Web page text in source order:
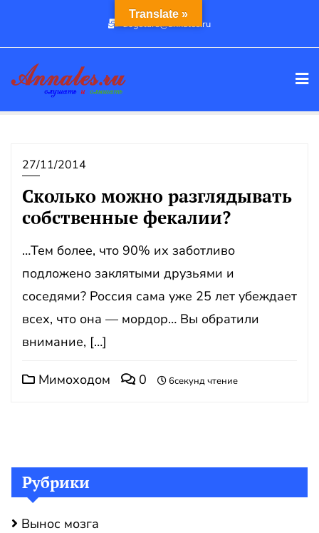
dogstars@annales.ru
27/11/2014
Сколько можно разглядывать
собственные фекалии?
…Тем более, что 90% их заботливо
подложено заклятыми друзьями и
соседями? Россия сама уже 25 лет убеждает
всех, что она — мордор… Вы обратили
внимание, […]
Мимоходом 0 6секунд чтение
Рубрики
Вынос мозга
Translate »